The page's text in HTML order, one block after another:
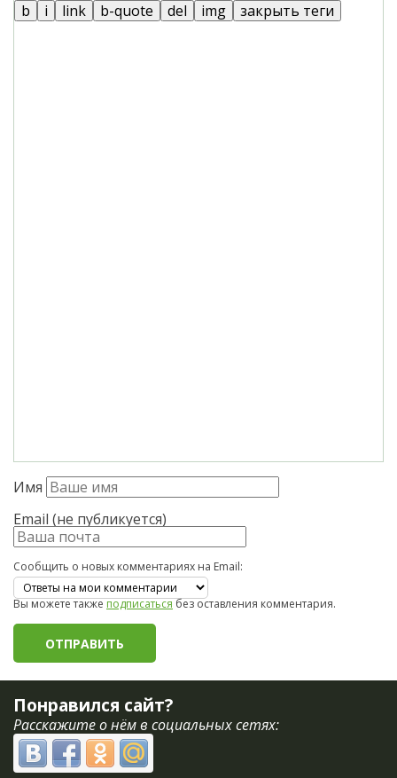
Имя
Email (не публикуется)
Сообщить о новых комментариях на Email:
Вы можете такжеподписатьсябез оставления комментария.
Понравился сайт?
Расскажите о нём в социальных сетях: